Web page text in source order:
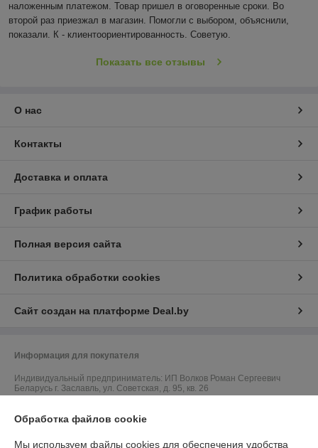
наложенным платежом. Товар пришел в оговоренные сроки. Во
второй раз приезжал в магазин. Помогли с выбором, объяснили,
показали. К - клиентоориентированность. Советую.
Показать все отзывы
О нас
Контакты
Доставка и оплата
График работы
Полная версия сайта
Политика обработки cookies
Сайт создан на платформе Deal.by
Информация для покупателя
Индивидуальный предприниматель: ИП Волков Роман Сергеевич
Беларусь г. Заславль, ул. Советская, д. 95, кв. 26
Обработка файлов cookie
Мы используем файлы cookies для обеспечения удобства